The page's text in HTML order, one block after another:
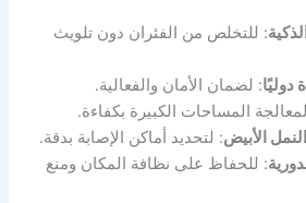
: للتخلص من الفئران دون تلويث
دوليًا: لضمان الأمان والفعالية.
المساحات الكبيرة بكفاءة.
الأبيض: لتحديد أماكن الإصابة بدقة.
: للحفاظ على نظافة المكان ومنع